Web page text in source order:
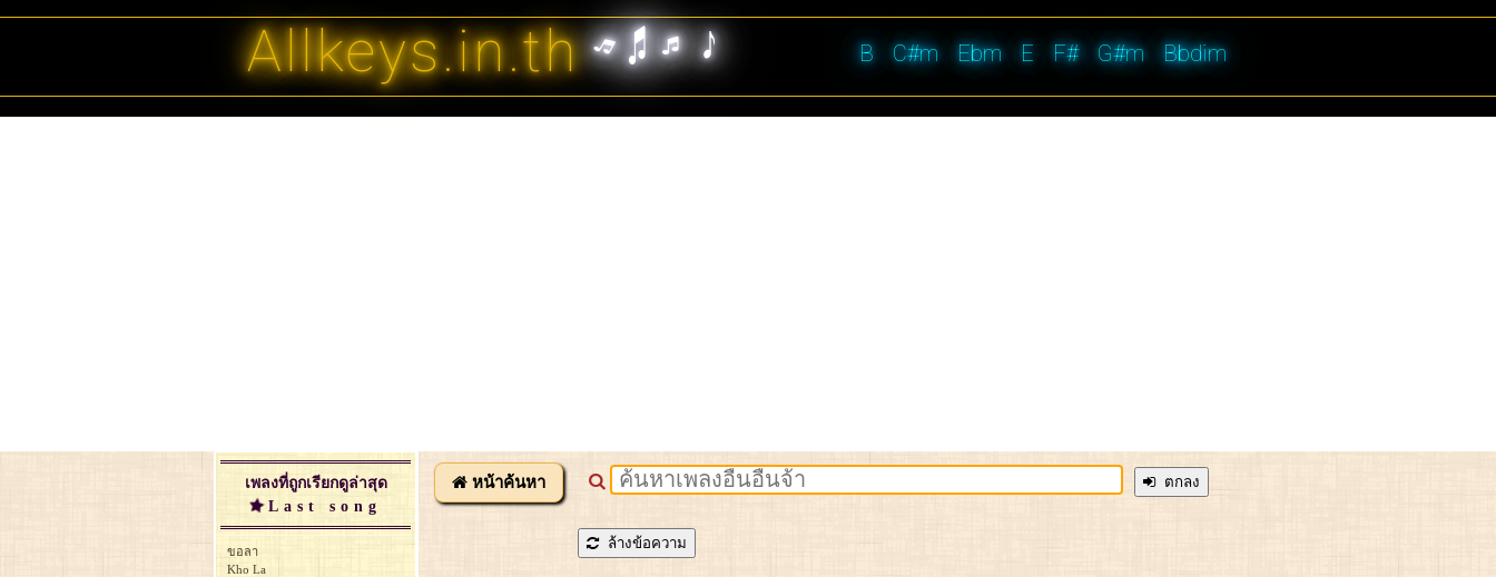
Allkeys.in.th B C#m Ebm E F# G#m Bbdim
หน้าค้นหา ตกลง
ล้างข้อความ
เพลงที่ถูกเรียกดูล่าสุด
Last song
ขอลา
Kho La